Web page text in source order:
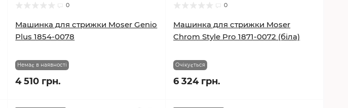
0
Машинка для стрижки Moser Genio
Plus 1854-0078
Немає в наявності
4 510 грн.
0
Машинка для стрижки Moser
Chrom Style Pro 1871-0072 (біла)
Очікується
6 324 грн.